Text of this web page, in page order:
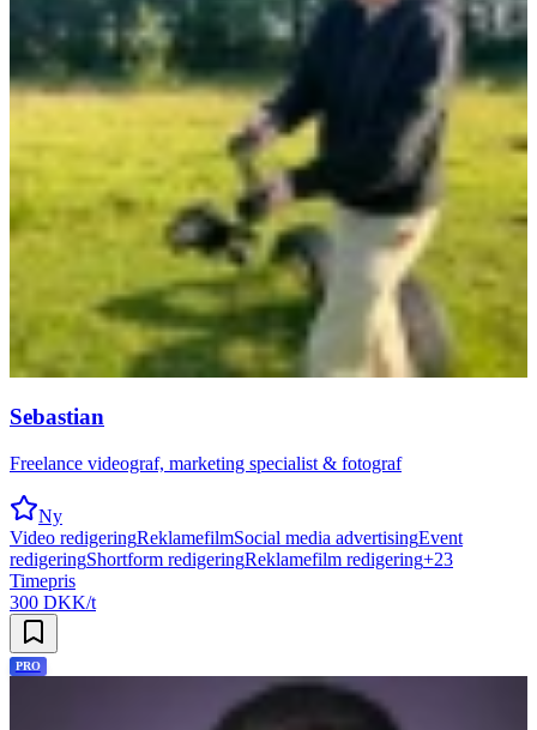
Sebastian
Freelance videograf, marketing specialist & fotograf
Ny
Video redigeringReklamefilmSocial media advertisingEvent
redigeringShortform redigeringReklamefilm redigering+23
Timepris
300 DKK/t
PRO